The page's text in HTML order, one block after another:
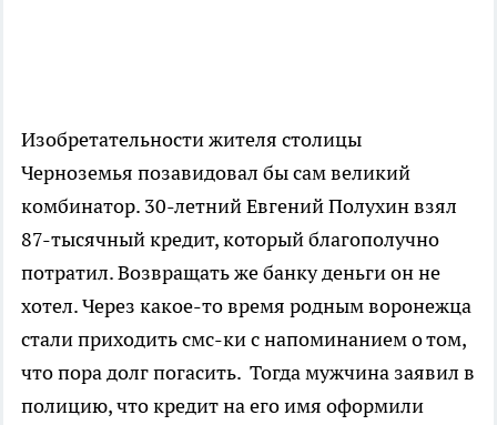
Изобретательности жителя столицы
Черноземья позавидовал бы сам великий
комбинатор. 30-летний Евгений Полухин взял
87-тысячный кредит, который благополучно
потратил. Возвращать же банку деньги он не
хотел. Через какое-то время родным воронежца
стали приходить смс-ки с напоминанием о том,
что пора долг погасить. Тогда мужчина заявил в
полицию, что кредит на его имя оформили